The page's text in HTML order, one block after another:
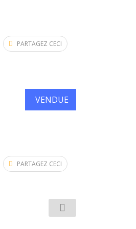
PARTAGEZ CECI
VENDUE
PARTAGEZ CECI